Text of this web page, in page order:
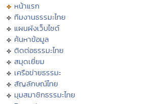
หน้าแรก
ทีมงานธรรมะไทย
แผนผังเว็บไซต์
ค้นหาข้อมูล
ติดต่อธรรมะไทย
สมุดเยี่ยม
เครือข่ายธรรมะ
สัญลักษณ์ไทย
มุมสมาชิกธรรมะไทย